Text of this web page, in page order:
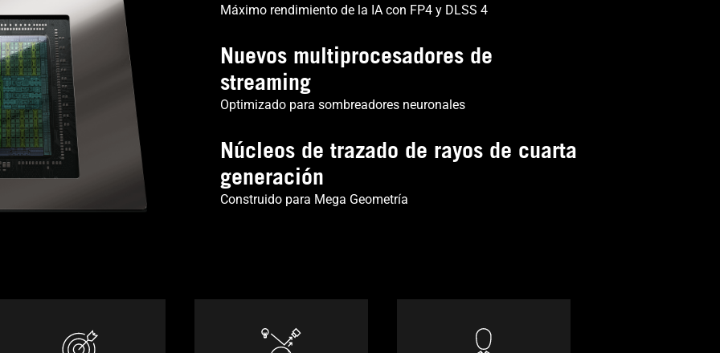
Máximo rendimiento de la IA con FP4 y DLSS 4
Nuevos multiprocesadores de
streaming
Optimizado para sombreadores neuronales
Núcleos de trazado de rayos de cuarta
generación
Construido para Mega Geometría